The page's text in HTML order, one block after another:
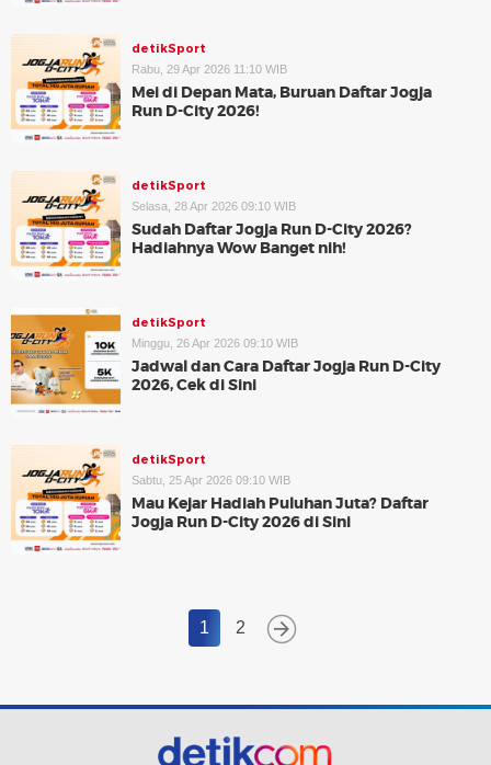
detikSport
Rabu, 29 Apr 2026 11:10 WIB
Mei di Depan Mata, Buruan Daftar Jogja
Run D-City 2026!
detikSport
Selasa, 28 Apr 2026 09:10 WIB
Sudah Daftar Jogja Run D-City 2026?
Hadiahnya Wow Banget nih!
detikSport
Minggu, 26 Apr 2026 09:10 WIB
Jadwal dan Cara Daftar Jogja Run D-City
2026, Cek di Sini
detikSport
Sabtu, 25 Apr 2026 09:10 WIB
Mau Kejar Hadiah Puluhan Juta? Daftar
Jogja Run D-City 2026 di Sini
1 2